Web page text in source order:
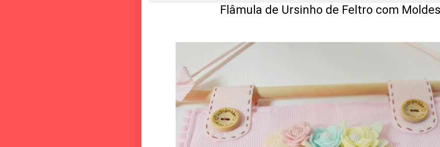
Flâmula de Ursinho de Feltro com Moldes